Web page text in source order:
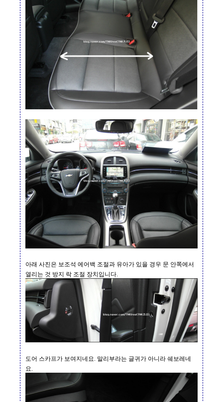
아래 사진은 보조석 에어백 조절과 유아가 있을 경우 문 안쪽에서
열리는 것 방지 락 조절 장치입니다.
도어 스카프가 보여지네요. 말리부라는 글귀가 아니라 쉐보레네
요.